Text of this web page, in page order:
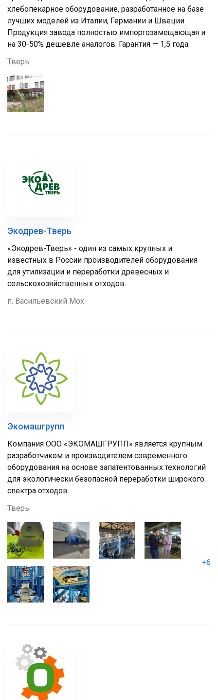
хлебопекарное оборудование, разработанное на базе
лучших моделей из Италии, Германии и Швеции.
Продукция завода полностью импортозамещающая и
на 30-50% дешевле аналогов. Гарантия — 1,5 года.
Тверь
Экодрев-Тверь
«Экодрев-Тверь» - один из самых крупных и
известных в России производителей оборудования
для утилизации и переработки древесных и
сельскохозяйственных отходов.
п. Васильевский Мох
Экомашгрупп
Компания ООО «ЭКОМАШГРУПП» является крупным
разработчиком и производителем современного
оборудования на основе запатентованных технологий
для экологически безопасной переработки широкого
спектра отходов.
Тверь
+6